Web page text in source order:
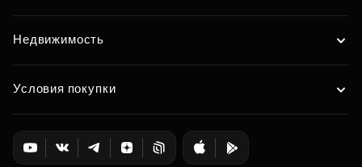
Недвижимость
Условия покупки